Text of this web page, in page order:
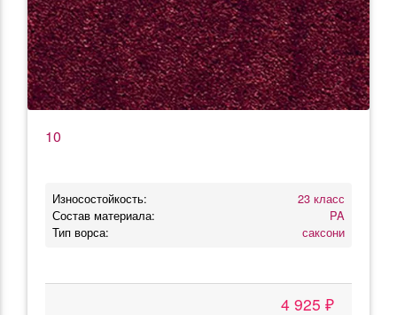
10
Износостойкость:
23 класс
Состав материала:
PA
Тип ворса:
саксони
4 925 ₽